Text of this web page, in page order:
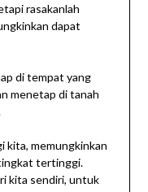
rasakanlah
dapat
di tempat yang
menetap di tanah
kita, memungkinkan
tertinggi.
kita sendiri, untuk